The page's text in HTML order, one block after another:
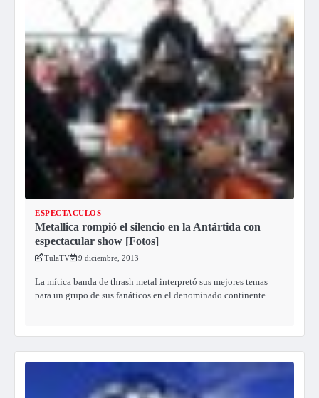
ESPECTACULOS
Metallica rompió el silencio en la Antártida con
espectacular show [Fotos]
TulaTV 9 diciembre, 2013
La mítica banda de thrash metal interpretó sus mejores temas
para un grupo de sus fanáticos en el denominado continente…